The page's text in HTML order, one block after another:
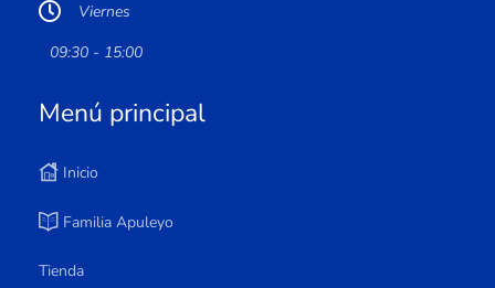
Viernes
09:30 - 15:00
Menú principal
Inicio
Familia Apuleyo
Tienda